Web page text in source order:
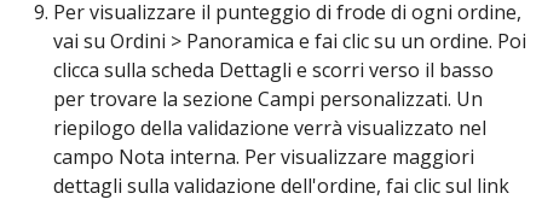
Per visualizzare il punteggio di frode di ogni ordine,
vai su Ordini > Panoramica e fai clic su un ordine. Poi
clicca sulla scheda Dettagli e scorri verso il basso
per trovare la sezione Campi personalizzati. Un
riepilogo della validazione verrà visualizzato nel
campo Nota interna. Per visualizzare maggiori
dettagli sulla validazione dell'ordine, fai clic sul link